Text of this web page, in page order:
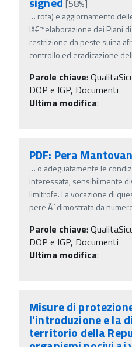
[58%]
… rofa) e aggiornamento
lâ€™elaborazione dei Piani
restrizione da peste suina
controllo ed eradicazione
Parole chiave:
DOP e IGP, Documenti
Ultima modifica:
PDF: Pera
… o adeguatamente le
interessata, sensibilmente
limitrofe. La vocazione di
pere Ã¨ dimostrata da
Parole chiave:
DOP e IGP, Documenti
Ultima modifica:
Misure di
l'introduzione e la
territorio della